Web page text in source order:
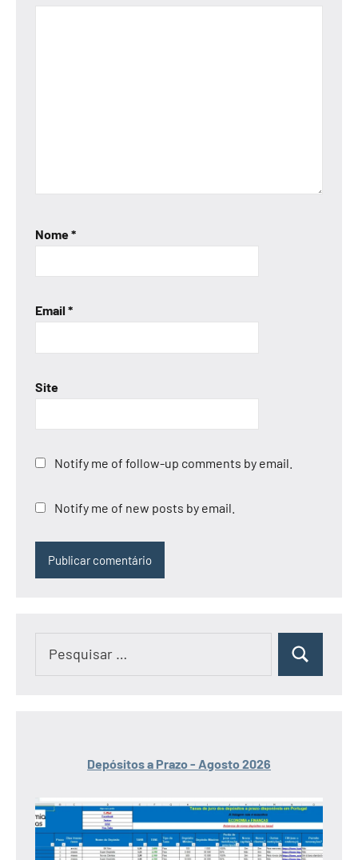
Nome*
Email *
Site
Notify me of follow-up comments by email.
Notify me of new posts by email.
Pesquisar
Depósitos a Prazo - Agosto 2026